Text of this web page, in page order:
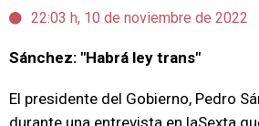
22:03 h, 10 de noviembre de 2022
Sánchez: "Habrá ley trans"
El presidente del Gobierno, Pedro